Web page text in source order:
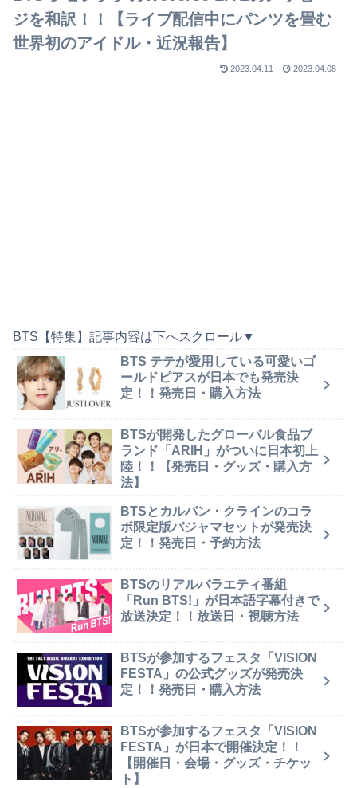
ジを和訳！！【ライブ配信中にパンツを畳む
世界初のアイドル・近況報告】
2023.04.11 2023.04.08
BTS【特集】記事内容は下へスクロール▼
BTS テテが愛用している可愛いゴ
ールドピアスが日本でも発売決
定！！発売日・購入方法
BTSが開発したグローバル食品ブ
ランド「ARIH」がついに日本初上
陸！！【発売日・グッズ・購入方
法】
BTSとカルバン・クラインのコラ
ボ限定版パジャマセットが発売決
定！！発売日・予約方法
BTSのリアルバラエティ番組
「Run BTS!」が日本語字幕付きで
放送決定！！放送日・視聴方法
BTSが参加するフェスタ「VISION
FESTA」の公式グッズが発売決
定！！発売日・購入方法
BTSが参加するフェスタ「VISION
FESTA」が日本で開催決定！！
【開催日・会場・グッズ・チケッ
ト】